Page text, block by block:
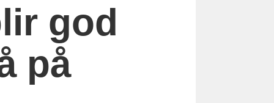
god
på